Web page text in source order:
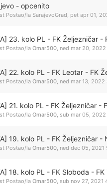
- opcenito
Postao/la SarajevoGrad, pet apr 01,
23. kolo PL - FK Željezničar -
Postao/la Omar500, ned mar 20,
22. kolo PL - FK Leotar - FK
Postao/la Omar500, ned mar 13, 2022
21. kolo PL - FK Željezničar -
Postao/la Omar500, sub mar 05, 2022
19. kolo PL - FK Željezničar -
Postao/la Omar500, ned dec 05, 2021
18. kolo PL - FK Sloboda -
Postao/la Omar500, sub nov 27, 2021